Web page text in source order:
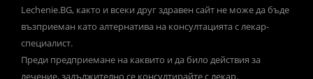
Lechenie.BG, както и всеки друг здравен сайт не може да бъде
възприеман като алтернатива на консултацията с лекар-
специалист.
Преди предприемане на каквито и да било действия за
лечение, задължително се консултирайте с лекар.